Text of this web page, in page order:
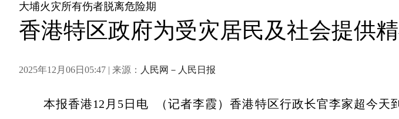
大埔火灾所有伤者脱离危险期
香港特区政府为受灾居民及社会提供
2025年12月06日05:47 | 来源： 人民网－人民日报
本报香港12月5日电 （记者李霞）香港特区行政长官李家超今天到